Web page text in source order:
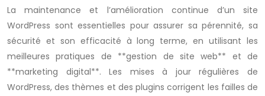
La maintenance et l’amélioration continue d’un site
WordPress sont essentielles pour assurer sa pérennité, sa
sécurité et son efficacité à long terme, en utilisant les
meilleures pratiques de **gestion de site web** et de
**marketing digital**. Les mises à jour régulières de
WordPress, des thèmes et des plugins corrigent les failles de